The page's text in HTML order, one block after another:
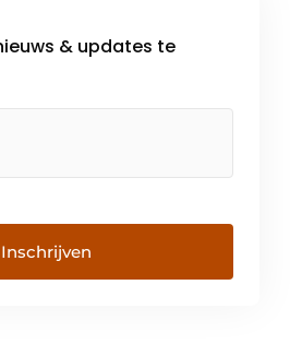
& updates te
Inschrijven